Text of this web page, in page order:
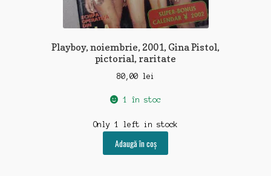
Playboy, noiembrie, 2001, Gina Pistol,
pictorial, raritate
80,00 lei
1 în stoc
Only 1 left in stock
Adaugă în coș